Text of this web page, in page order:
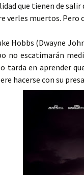
que tienen de
verles muertos.
Hobbs (Dwayne
no escatimarán
tarda en aprender
hacerse con su